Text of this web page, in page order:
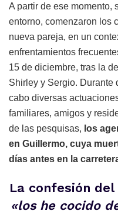
A partir de ese momento,
entorno, comenzaron los
nueva pareja, en un
enfrentamientos
15 de diciembre, tras la
Shirley y Sergio. Durante
cabo diversas
familiares, amigos y
de las pesquisas, los
en Guillermo, cuya
días antes en la
La confesión
«los he cocido